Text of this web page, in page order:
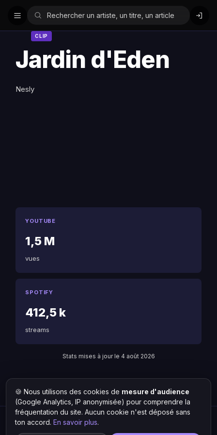
CLIP
Jardin d'Eden
Nesly
YOUTUBE
1,5 M
vues
SPOTIFY
412,5 k
streams
Stats mises à jour le 4 août 2026
Retour à Nesly Liste des artistes
Hit Lokal·L'actu rap & musique urbaine
🍪 Nous utilisons des cookies de mesure d'audience
(Google Analytics, IP anonymisée) pour comprendre la
fréquentation du site. Aucun cookie n'est déposé sans
ton accord. En savoir plus.